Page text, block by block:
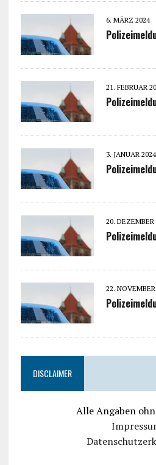
6. MÄRZ 2024
21. FEBRUAR
3. JANUAR 2024
20. DEZEMBER
22.
DISCLAIMER
Alle Angaben